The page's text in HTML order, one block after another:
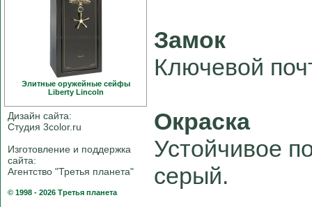
Элитные оружейные сейфы
Liberty Linсoln
Дизайн сайта:
Студия 3color.ru
Изготовление и поддержка
сайта:
Агентство "Третья планета"
© 1998 - 2026 Третья планета
Замок
Ключевой
Окраска
Устойчивое
серый.